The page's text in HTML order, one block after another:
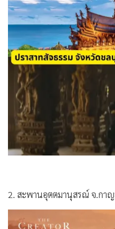
2. สะพานอุตตมานุสรณ์ จ.กา